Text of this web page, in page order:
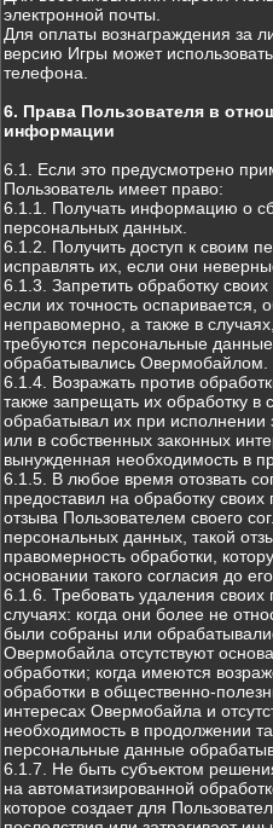
электронной почты.
Для оплаты вознаграждения за
версию Игры может
телефона.
6. Права Пользователя в
информации
6.1. Если это предусмотрено
Пользователь имеет право:
6.1.1. Получать информацию о
персональных данных.
6.1.2. Получить доступ к своим
исправлять их, если они
6.1.3. Запретить обработку
если их точность оспаривается,
неправомерно, а также в
требуются персональные
обрабатывались Овермобайлом.
6.1.4. Возражать против
также запрещать их обработку
обрабатывал их при
или в собственных законных
вынужденная необходимость в
6.1.5. В любое время отозвать
предоставил на обработку
отзыва Пользователем своего
персональных данных, такой
правомерность обработки,
основании такого согласия до
6.1.6. Требовать удаления
случаях: когда они более не
были собраны или
Овермобайла отсутствуют
обработки; когда имеются
обработки в общественно-
интересах Овермобайла и
необходимость в продолжении
персональные данные
6.1.7. Не быть субъектом
на автоматизированной
которое создает для